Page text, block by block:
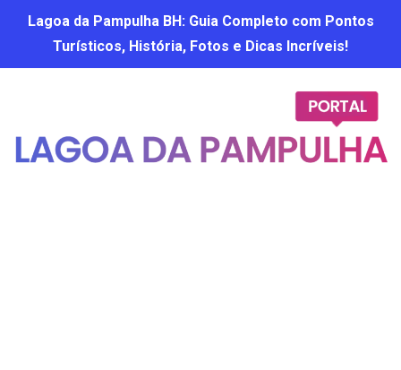
Lagoa da Pampulha BH: Guia Completo com Pontos
Turísticos, História, Fotos e Dicas Incríveis!